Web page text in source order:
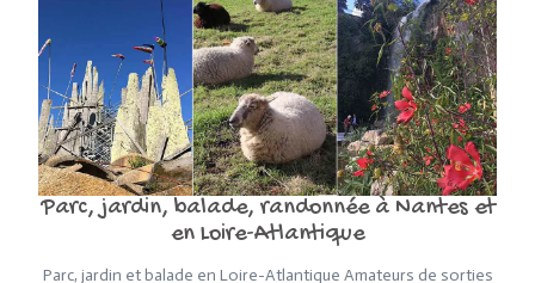
Parc, jardin, balade, randonnée à Nantes et
en Loire-Atlantique
Parc, jardin et balade en Loire-Atlantique Amateurs de sorties